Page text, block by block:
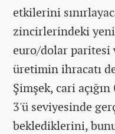
etkilerini
zincirlerindeki
euro/dolar paritesi
üretimin ihracatı
Şimşek, cari
3'ü seviyesinde
beklediklerini,